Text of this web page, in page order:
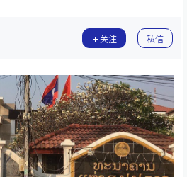
关注 私信